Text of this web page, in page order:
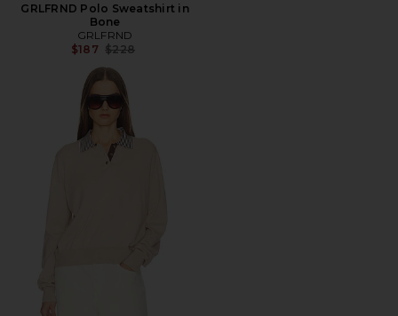
GRLFRND Polo Sweatshirt in
Bone
GRLFRND
$187 前の価格:
$228